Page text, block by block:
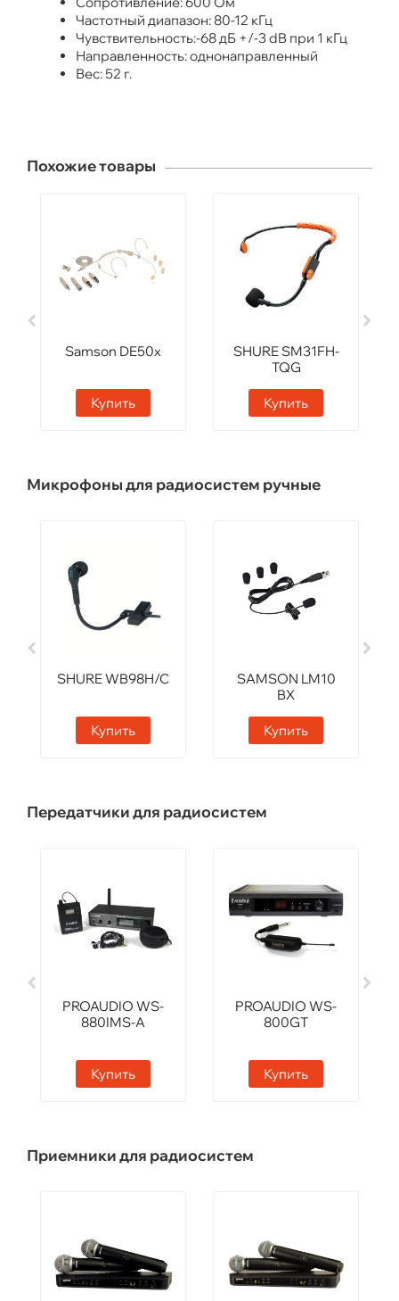
Частотный диапазон: 80-12 кГц
Чувствительность:-68 дБ +/-3 dB при 1 кГц
Направленность: однонаправленный
Вес: 52 г.
Похожие товары
Samson DE50x
Купить
SHURE SM31FH-
TQG
Купить
Микрофоны для радиосистем ручные
SHURE WB98H/C
Купить
SAMSON LM10
BX
Купить
Передатчики для радиосистем
PROAUDIO WS-
880IMS-A
Купить
PROAUDIO WS-
800GT
Купить
Приемники для радиосистем